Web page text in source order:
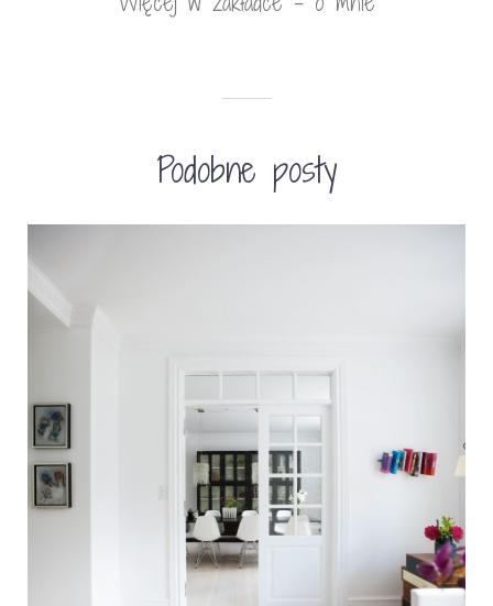
Podobne posty